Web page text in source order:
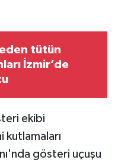
tütün
İzmir’de
ekibi
kutlamaları
gösteri uçuşu